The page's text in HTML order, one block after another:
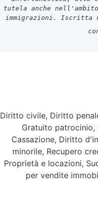
tutela anche
immigrazioni. Iscritta
Diritto civile, Diritto
Gratuito
Cassazione, Diritto
minorile, Recupero
Proprietà e locazioni,
per vendite